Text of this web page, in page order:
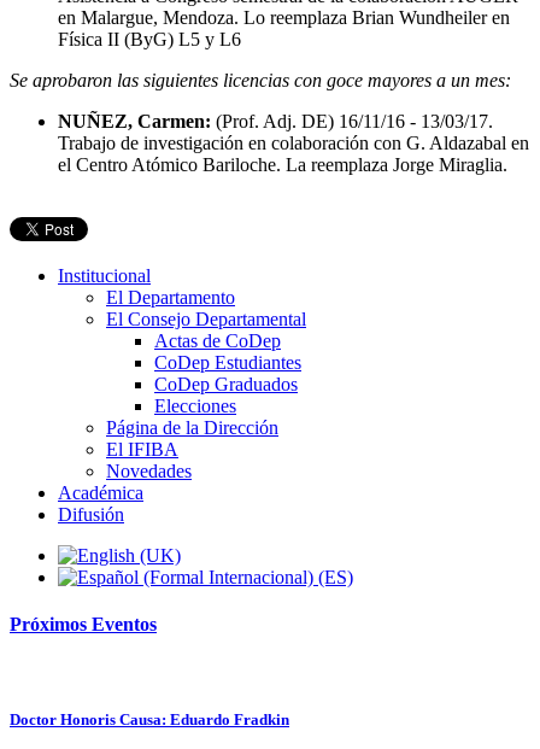
en Malargue, Mendoza. Lo reemplaza Brian Wundheiler en
Física II (ByG) L5 y L6
Se aprobaron las siguientes licencias con goce mayores a un mes:
NUÑEZ, Carmen: (Prof. Adj. DE) 16/11/16 - 13/03/17.
Trabajo de investigación en colaboración con G. Aldazabal en
el Centro Atómico Bariloche. La reemplaza Jorge Miraglia.
Institucional
El Departamento
El Consejo Departamental
Actas de CoDep
CoDep Estudiantes
CoDep Graduados
Elecciones
Página de la Dirección
El IFIBA
Novedades
Académica
Difusión
Próximos Eventos
Doctor Honoris Causa: Eduardo Fradkin